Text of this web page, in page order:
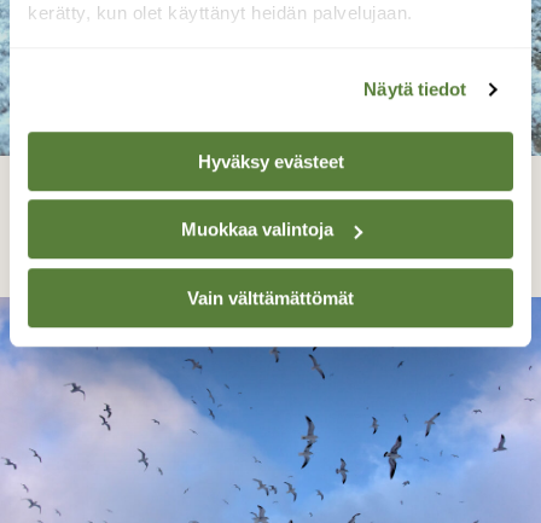
kerätty, kun olet käyttänyt heidän palvelujaan.
Näytä tiedot
Hyväksy evästeet
Muokkaa valintoja
Vain välttämättömät
Mistäs aloittais
Juhani Peltonen, Turku 28.12.2022